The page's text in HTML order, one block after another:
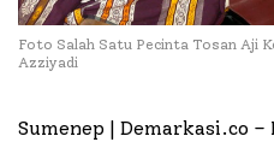
Foto Salah Satu Pecinta Tosan Aji
Azziyadi
Sumenep | Demarkasi.co –